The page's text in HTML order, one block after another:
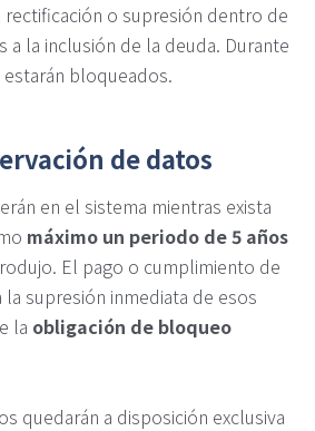
o supresión dentro de
a la inclusión de la deuda. Durante
bloqueados.
de datos
en el sistema mientras exista
máximo un periodo de 5 años
El pago o cumplimiento de
la supresión inmediata de esos
la obligación de bloqueo
quedarán a disposición exclusiva